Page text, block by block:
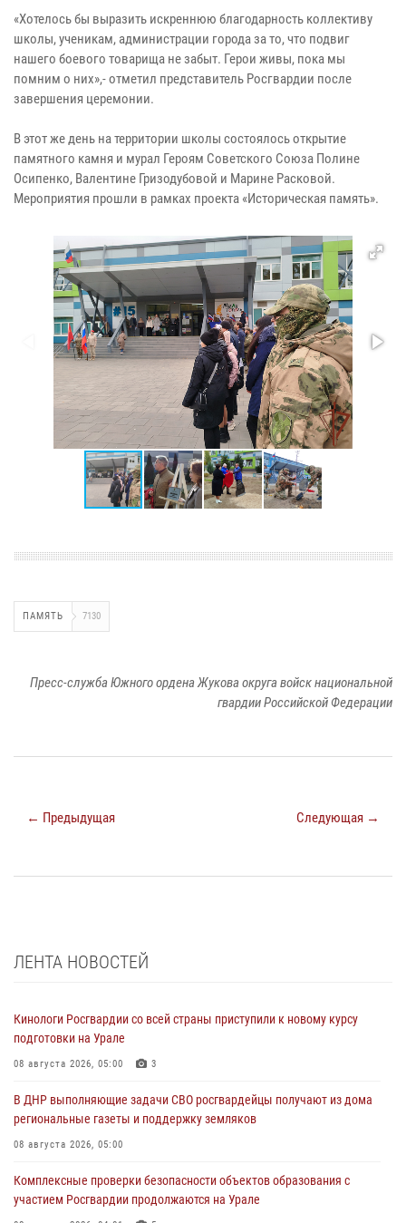
«Хотелось бы выразить искреннюю благодарность коллективу
школы, ученикам, администрации города за то, что подвиг
нашего боевого товарища не забыт. Герои живы, пока мы
помним о них»,- отметил представитель Росгвардии после
завершения церемонии.
В этот же день на территории школы состоялось открытие
памятного камня и мурал Героям Советского Союза Полине
Осипенко, Валентине Гризодубовой и Марине Расковой.
Мероприятия прошли в рамках проекта «Историческая память».
ПАМЯТЬ 7130
Пресс-служба Южного ордена Жукова округа войск национальной
гвардии Российской Федерации
← Предыдущая Следующая →
ЛЕНТА НОВОСТЕЙ
Кинологи Росгвардии со всей страны приступили к новому курсу
подготовки на Урале
08 августа 2026, 05:00 3
В ДНР выполняющие задачи СВО росгвардейцы получают из дома
региональные газеты и поддержку земляков
08 августа 2026, 05:00
Комплексные проверки безопасности объектов образования с
участием Росгвардии продолжаются на Урале